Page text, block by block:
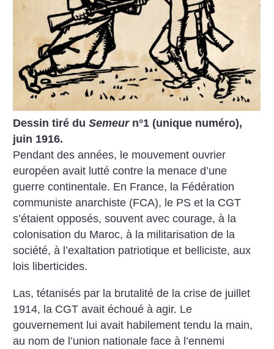
Dessin tiré duSemeurn°1 (unique numéro),
juin 1916.
Pendant des années, le mouvement ouvrier
européen avait lutté contre la menace d’une
guerre continentale. En France, la Fédération
communiste anarchiste (FCA), le PS et la CGT
s’étaient opposés, souvent avec courage, à la
colonisation du Maroc, à la militarisation de la
société, à l’exaltation patriotique et ­belliciste, aux
lois liberticides.
Las, tétanisés par la brutalité de la crise de juillet
1914, la CGT avait échoué à agir. Le
gouvernement lui avait habilement tendu la main,
au nom de l’union nationale face à l’ennemi